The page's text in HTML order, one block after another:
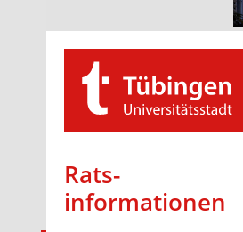
Rats­
informationen